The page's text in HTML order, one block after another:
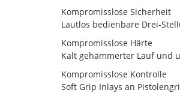
Kompromisslose Sicherheit
Lautlos bedienbare Drei-
Kompromisslose Härte
Kalt gehämmerter Lauf und
Kompromisslose Kontrolle
Soft Grip Inlays an